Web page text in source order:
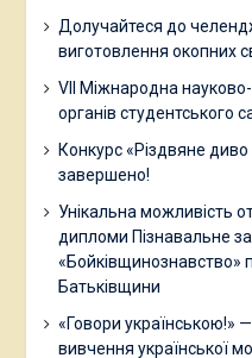
Долучайтеся до
виготовлення окопних
VII Міжнародна
органів студентського
Конкурс «Різдвяне диво
завершено!
Унікальна можливість
дипломи Пізнавальне
«Бойківщинознавство»
Батьківщини
«Говори українською!»
вивчення української